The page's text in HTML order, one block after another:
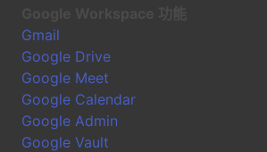
Gmail
Google Drive
Google Meet
Google Calendar
Google Admin
Google Vault